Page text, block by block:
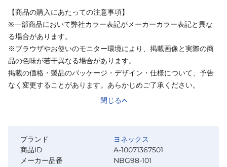
【商品の購入にあたっての注意事項】
※一部商品において弊社カラー表記がメーカーカラー表記と異な
る場合があります。
※ブラウザやお使いのモニター環境により、掲載画像と実際の商
品の色味が若干異なる場合があります。
掲載の価格・製品のパッケージ・デザイン・仕様について、予告
なく変更することがあります。あらかじめご了承ください。
閉じる
ブランド
ヨネックス
商品ID
A-10071367501
メーカー品番
NBG98-101